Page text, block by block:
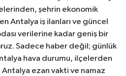
şehrin ekonomik
Antalya iş ilanları ve güncel
verilerine kadar geniş bir
Sadece haber değil; günlük
hava durumu, ilçelerden
ezan vakti ve namaz